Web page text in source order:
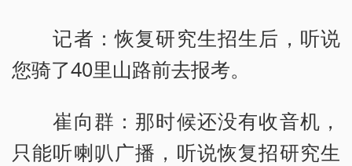
记者：恢复研究生招生后，听说
您骑了40里山路前去报考。
崔向群：那时候还没有收音机，
只能听喇叭广播，听说恢复招研究生